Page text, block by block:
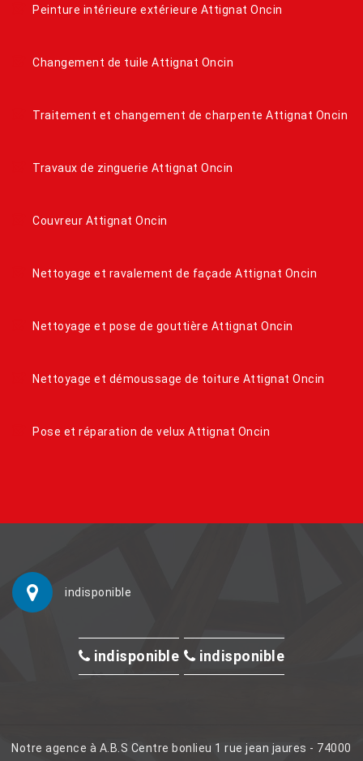
Peinture intérieure extérieure Attignat Oncin
Changement de tuile Attignat Oncin
Traitement et changement de charpente Attignat Oncin
Travaux de zinguerie Attignat Oncin
Couvreur Attignat Oncin
Nettoyage et ravalement de façade Attignat Oncin
Nettoyage et pose de gouttière Attignat Oncin
Nettoyage et démoussage de toiture Attignat Oncin
Pose et réparation de velux Attignat Oncin
indisponible
indisponible indisponible
Notre agence à A.B.S Centre bonlieu 1 rue jean jaures - 74000